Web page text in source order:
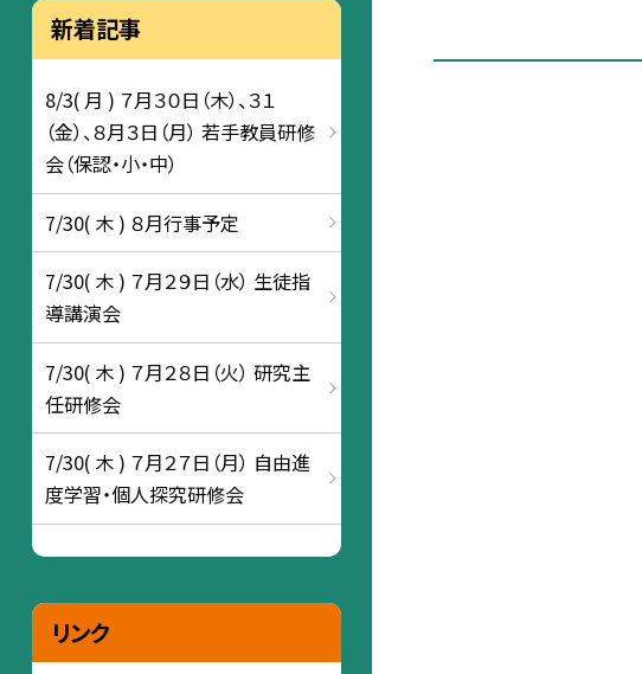
新着記事
8/3( 月 ) ７月３０日（木）、３１
（金）、８月３日（月） 若手教員研修
会（保認・小・中）
7/30( 木 ) ８月行事予定
7/30( 木 ) ７月２９日（水） 生徒指
導講演会
7/30( 木 ) ７月２８日（火） 研究主
任研修会
7/30( 木 ) ７月２７日（月） 自由進
度学習・個人探究研修会
リンク